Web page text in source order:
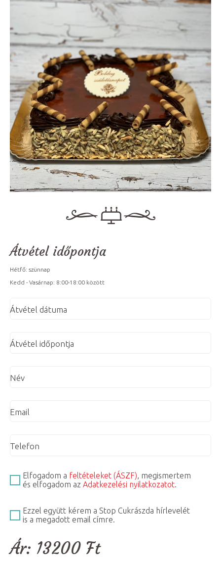
Átvétel időpontja
Hétfő: szünnap
Kedd - Vasárnap: 8:00-18:00 között
Átvétel dátuma
Átvétel időpontja
Név
Email
Telefon
Elfogadom a feltételeket (ÁSZF), megismertem
és elfogadom az Adatkezelési nyilatkozatot.
Ezzel együtt kérem a Stop Cukrászda hírlevelét
is a megadott email címre.
Ár: 13200 Ft